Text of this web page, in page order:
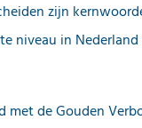
zijn
niveau in
de Gouden